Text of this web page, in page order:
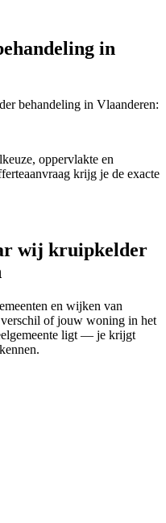
in
behandeling in Vlaanderen:
oppervlakte en
krijg je de exacte
wij kruipkelder
en wijken van
verschil of jouw woning in het
ligt — je krijgt